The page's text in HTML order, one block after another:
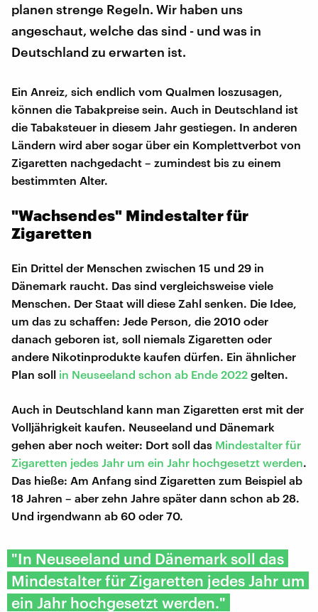
planen strenge Regeln. Wir haben uns
angeschaut, welche das sind - und was in
Deutschland zu erwarten ist.
Ein Anreiz, sich endlich vom Qualmen loszusagen,
können die Tabakpreise sein. Auch in Deutschland ist
die Tabaksteuer in diesem Jahr gestiegen. In anderen
Ländern wird aber sogar über ein Komplettverbot von
Zigaretten nachgedacht – zumindest bis zu einem
bestimmten Alter.
"Wachsendes" Mindestalter für
Zigaretten
Ein Drittel der Menschen zwischen 15 und 29 in
Dänemark raucht. Das sind vergleichsweise viele
Menschen. Der Staat will diese Zahl senken. Die Idee,
um das zu schaffen: Jede Person, die 2010 oder
danach geboren ist, soll niemals Zigaretten oder
andere Nikotinprodukte kaufen dürfen. Ein ähnlicher
Plan soll in Neuseeland schon ab Ende 2022 gelten.
Auch in Deutschland kann man Zigaretten erst mit der
Volljährigkeit kaufen. Neuseeland und Dänemark
gehen aber noch weiter: Dort soll das Mindestalter für
Zigaretten jedes Jahr um ein Jahr hochgesetzt werden.
Das hieße: Am Anfang sind Zigaretten zum Beispiel ab
18 Jahren – aber zehn Jahre später dann schon ab 28.
Und irgendwann ab 60 oder 70.
"In Neuseeland und Dänemark soll das
Mindestalter für Zigaretten jedes Jahr um
ein Jahr hochgesetzt werden."